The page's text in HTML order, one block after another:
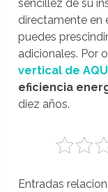
sencillez de su
directamente en
puedes
adicionales. Por
vertical de
eficiencia
diez años.
Entradas